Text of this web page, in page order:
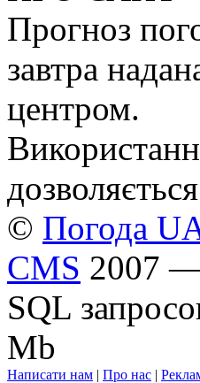
Прогноз
завтра
центром.
© Погода
CMS 2007
SQL
Mb
Написати нам | Про нас |